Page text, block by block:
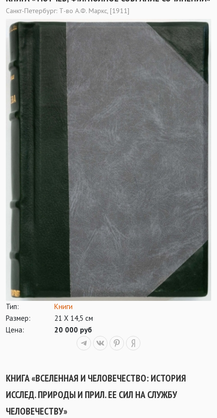
Санкт-Петербург: Т-во А.Ф. Маркс, [1911]
Тип:
Книги
Размер:
21 Х 14,5 см
Цена:
20 000 руб
КНИГА «ВСЕЛЕННАЯ И ЧЕЛОВЕЧЕСТВО: ИСТОРИЯ
ИССЛЕД. ПРИРОДЫ И ПРИЛ. ЕЕ СИЛ НА СЛУЖБУ
ЧЕЛОВЕЧЕСТВУ»